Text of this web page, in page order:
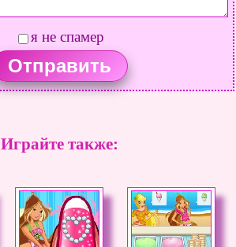
я не спамер
Играйте также: